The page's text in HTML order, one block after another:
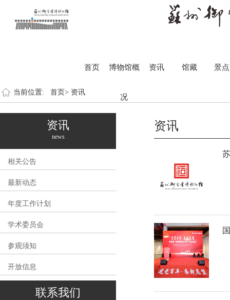
首页 博物馆概
况
资讯 馆藏 景点
当前位置: 首页> 资讯
资讯
news
相关公告
最新动态
年度工作计划
学术委员会
参观须知
开放信息
联系我们
资讯